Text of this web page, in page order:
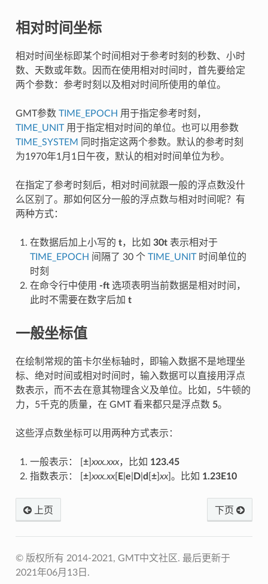
相对时间坐标
相对时间坐标即某个时间相对于参考时刻的秒数、小时
数、天数或年数。因而在使用相对时间时，首先要给定
两个参数：参考时刻以及相对时间所使用的单位。
GMT参数 TIME_EPOCH 用于指定参考时刻，
TIME_UNIT用于指定相对时间的单位。也可以用参数
TIME_SYSTEM
同时指定这两个参数。默认的参考时刻
为1970年1月1日午夜，默认的相对时间单位为秒。
在指定了参考时刻后，相对时间就跟一般的浮点数没什
么区别了。那如何区分一般的浮点数与相对时间呢？有
两种方式：
在数据后加上小写的 t，比如 30t表示相对于
TIME_EPOCH 间隔了 30 个 TIME_UNIT时间单位的
时刻
在命令行中使用 -ft选项表明当前数据是相对时间，
此时不需要在数字后加 t
一般坐标值
在绘制常规的笛卡尔坐标轴时，即输入数据不是地理坐
标、绝对时间或相对时间时，输入数据可以直接用浮点
数表示，而不去在意其物理含义及单位。比如，5牛顿的
力，5千克的质量，在 GMT 看来都只是浮点数 5。
这些浮点数坐标可以用两种方式表示：
一般表示： [ ±] xxx.xxx，比如 123.45
指数表示： [ ±] xxx.xx[ E| e D| d ±] xx]。比如 1.23E10
下页
上页
© 版权所有 2014-2021, GMT中文社区. 最后更新于
2021年06月13日.